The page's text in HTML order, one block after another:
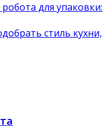
для упаковки:
стиль кухни,